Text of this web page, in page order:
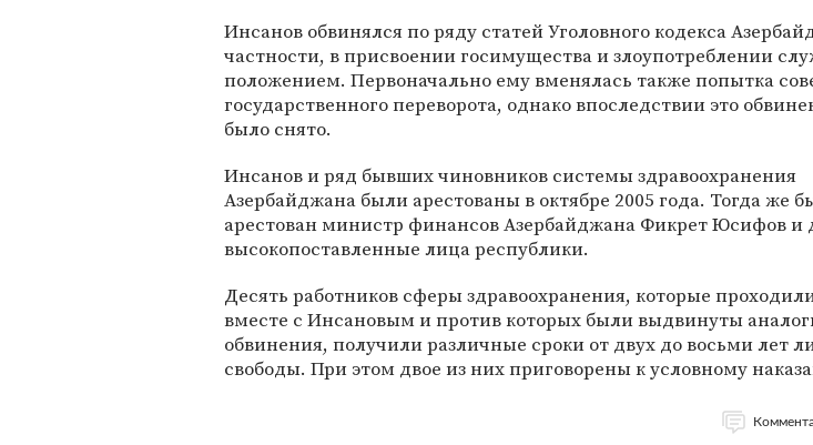
Инсанов обвинялся по ряду статей Уголовного кодекса
частности, в присвоении госимущества и злоупотреблении
положением. Первоначально ему вменялась также попытка
государственного переворота, однако впоследствии это
было снято.
Инсанов и ряд бывших чиновников системы здравоохранения
Азербайджана были арестованы в октябре 2005 года. Тогда же
арестован министр финансов Азербайджана Фикрет Юсифов и
высокопоставленные лица республики.
Десять работников сферы здравоохранения, которые
вместе с Инсановым и против которых были выдвинуты
обвинения, получили различные сроки от двух до восьми лет
свободы. При этом двое из них приговорены к условному